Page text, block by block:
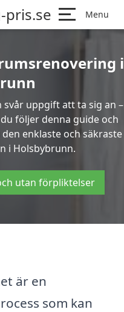
pris.se Menu
i
uppgift att ta sig an –
följer denna guide och
enklaste och säkraste
i Holsbybrunn.
utan förpliktelser
är en
som kan